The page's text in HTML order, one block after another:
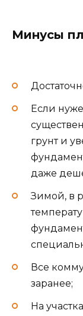
Минусы
Если
грунт и
даже
Зимой, в
Все
заранее;
На